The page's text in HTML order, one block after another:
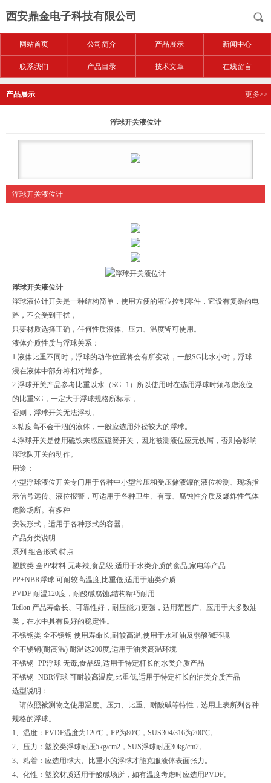
西安鼎金电子科技有限公司
网站首页 公司简介 产品展示 新闻中心
联系我们 产品目录 技术文章 在线留言
产品展示 更多>>
浮球开关液位计
浮球开关液位计
浮球开关液位计
浮球液位计开关是一种结构简单，使用方便的液位控制零件，它设有复杂的电
路，不会受到干扰，
只要材质选择正确，任何性质液体、压力、温度皆可使用。
液体介质性质与浮球关系：
1.液体比重不同时，浮球的动作位置将会有所变动，一般SG比水小时，浮球
浸在液体中部分将相对增多。
2.浮球开关产品参考比重以水（SG=1）所以使用时在选用浮球时须考虑液位
的比重SG，一定大于浮球规格所标示，
否则，浮球开关无法浮动。
3.粘度高不会干涸的液体，一般应选用外径较大的浮球。
4.浮球开关是使用磁铁来感应磁簧开关，因此被测液位应无铁屑，否则会影响
浮球队开关的动作。
用途：
小型浮球液位开关专门用于各种中小型常压和受压储液罐的液位检测、现场指
示信号远传、液位报警，可适用于各种卫生、有毒、腐蚀性介质及爆炸性气体
危险场所。有多种
安装形式，适用于各种形式的容器。
产品分类说明
系列 组合形式 特点
塑胶类 全PP材料 无毒辣,食品级,适用于水类介质的食品,家电等产品
PP+NBR浮球 可耐较高温度,比重低,适用于油类介质
PVDF 耐温120度，耐酸碱腐蚀,结构精巧耐用
Teflon 产品寿命长、可靠性好，耐压能力更强，适用范围广。应用于大多数油
类，在水中具有良好的稳定性。
不锈钢类 全不锈钢 使用寿命长,耐较高温,使用于水和油及弱酸碱环境
全不锈钢(耐高温) 耐温达200度,适用于油类高温环境
不锈钢+PP浮球 无毒,食品级,适用于特定杆长的水类介质产品
不锈钢+NBR浮球 可耐较高温度,比重低,适用于特定杆长的油类介质产品
选型说明：
请依照被测物之使用温度、压力、比重、耐酸碱等特性，选用上表所列各种
规格的浮球。
1、温度：PVDF温度为120℃，PP为80℃，SUS304/316为200℃。
2、压力：塑胶类浮球耐压5kg/cm2，SUS浮球耐压30kg/cm2。
3、粘着：应选用球大、比重小的浮球才能克服液体表面张力。
4、化性：塑胶材质适用于酸碱场所，如有温度考虑时应选用PVDF。